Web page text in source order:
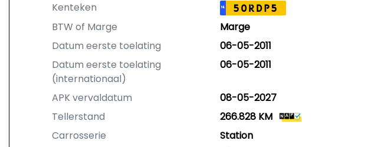
Kenteken NL 50RDP5
BTW of Marge
Marge
Datum eerste toelating
06-05-2011
Datum eerste toelating
(internationaal)
06-05-2011
APK vervaldatum
08-05-2027
Tellerstand
266.828 KM
Carrosserie
Station